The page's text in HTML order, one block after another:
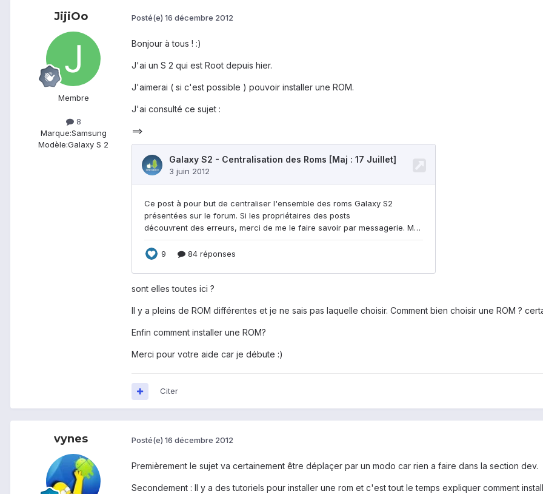
JijiOo
Membre
8
Marque:Samsung
Modèle:Galaxy S 2
Posté(e) 16 décembre 2012
Bonjour à tous ! :)
J'ai un S 2 qui est Root depuis hier.
J'aimerai ( si c'est possible ) pouvoir installer une ROM.
J'ai consulté ce sujet :
==>
sont elles toutes ici ?
Il y a pleins de ROM différentes et je ne sais pas laquelle choisir. Comment bien choisir une ROM ?
Enfin comment installer une ROM?
Merci pour votre aide car je débute :)
Citer
vynes Posté(e) 16 décembre 2012
Premièrement le sujet va certainement être déplaçer par un modo car rien a faire dans la section dev.
Secondement : Il y a des tutoriels pour installer une rom et c'est tout le temps expliquer comment